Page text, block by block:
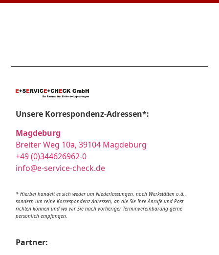
Unsere Korrespondenz-Adressen*:
Magdeburg
Breiter Weg 10a, 39104 Magdeburg
+49 (0)344626962-0
info@e-service-check.de
* Hierbei handelt es sich weder um Niederlassungen, noch Werkstätten o.ä.,
sondern um reine Korrespondenz-Adressen, an die Sie Ihre Anrufe und Post
richten können und wo wir Sie nach vorheriger Terminvereinbarung gerne
persönlich empfangen.
Partner: